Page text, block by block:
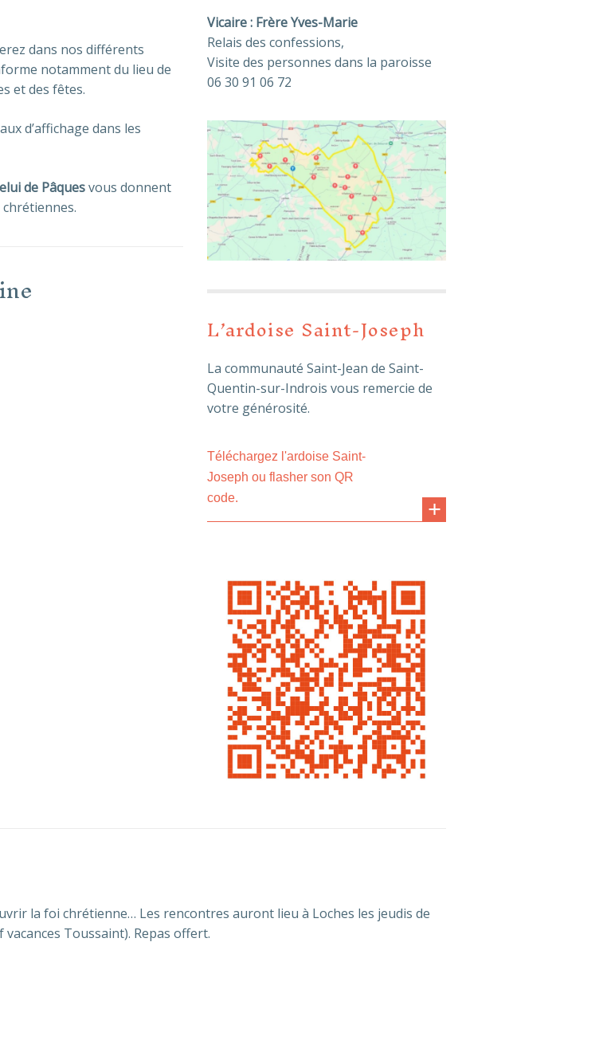
dans nos différents
notamment du lieu de
et des fêtes.
d’affichage dans les
de Pâquesvous donnent
Vicaire : Frère Yves-Marie
Relais des confessions,
Visite des personnes dans la paroisse
06 30 91 06 72
L’ardoise Saint-Joseph
La communauté Saint-Jean de Saint-
Quentin-sur-Indrois vous remercie de
votre générosité.
Téléchargez l'ardoise Saint-
Joseph ou flasher son QR
code.
la foi chrétienne… Les rencontres auront lieu à Loches les jeudis de
Toussaint). Repas offert.